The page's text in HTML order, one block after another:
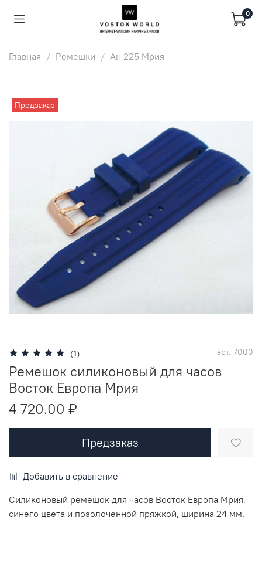
0
Главная Ремешки Ан 225 Мрия
Предзаказ
(1) арт. 7000
Ремешок силиконовый для часов
Восток Европа Мрия
4 720.00 ₽
Предзаказ
Добавить в сравнение
Силиконовый ремешок для часов Восток Европа Мрия,
синего цвета и позолоченной пряжкой, ширина 24 мм.